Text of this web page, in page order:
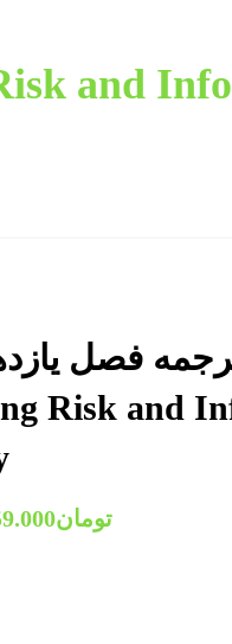
فصل
Risk and
تومان